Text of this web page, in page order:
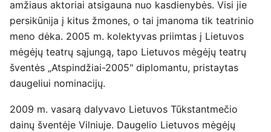
amžiaus aktoriai atsigauna nuo kasdienybės. Visi jie
persikūnija į kitus žmones, o tai įmanoma tik teatrinio
meno dėka. 2005 m. kolektyvas priimtas į Lietuvos
mėgėjų teatrų sąjungą, tapo Lietuvos mėgėjų teatrų
šventės „Atspindžiai-2005" diplomantu, pristaytas
daugeliui nominacijų.
2009 m. vasarą dalyvavo Lietuvos Tūkstantmečio
dainų šventėje Vilniuje. Daugelio Lietuvos mėgėjų